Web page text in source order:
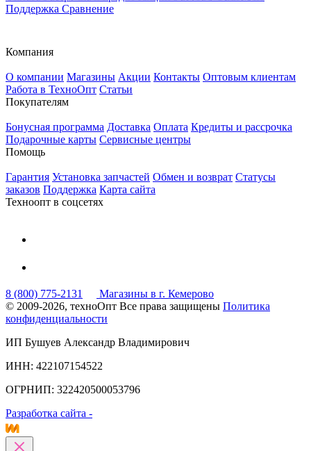
Поддержка Сравнение
Компания
О компании Магазины Акции Контакты Оптовым клиентам
Работа в ТехноОпт Статьи
Покупателям
Бонусная программа Доставка Оплата Кредиты и рассрочка
Подарочные карты Сервисные центры
Помощь
Гарантия Установка запчастей Обмен и возврат Статусы
заказов Поддержка Карта сайта
Техноопт в соцсетях
8 (800) 775-2131
Магазины в г. Кемерово
© 2009-2026, техноОпт Все права защищены Политика
конфиденциальности
ИП Бушуев Александр Владимирович
ИНН: 422107154522
ОГРНИП: 322420500053796
Разработка сайта -